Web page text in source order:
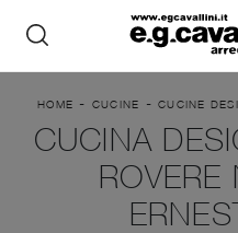
HOME - CUCINE - CUCINE
CUCINA
ROVERE